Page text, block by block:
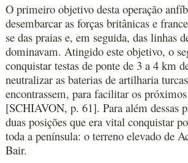
O primeiro objetivo desta operação
desembarcar as forças britânicas e
se das praias e, em seguida, das linhas
dominavam. Atingido este objetivo, o
conquistar testas de ponte de 3 a 4 km
neutralizar as baterias de artilharia
encontrassem, para facilitar os
[SCHIAVON, p. 61]. Para além dessas
duas posições que era vital conquistar
toda a península: o terreno elevado de
Bair.